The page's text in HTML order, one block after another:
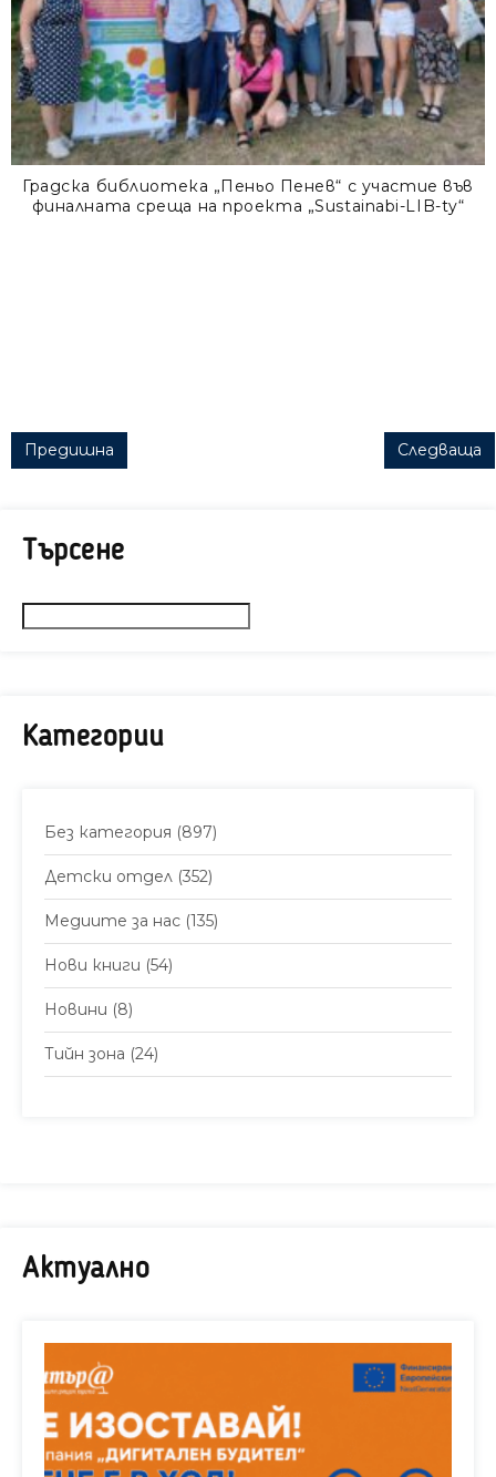
Градска библиотека „Пеньо Пенев“ с участие във
финалната среща на проекта „Sustainabi-LIB-ty“
Post navigation
Предишна Следваща
Търсене
Категории
Без категория (897)
Детски отдел (352)
Медиите за нас (135)
Нови книги (54)
Новини (8)
Тийн зона (24)
Актуално